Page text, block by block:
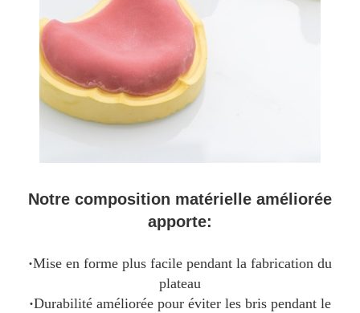
Notre composition matérielle améliorée
apporte:
·Mise en forme plus facile pendant la fabrication du
plateau
·Durabilité améliorée pour éviter les bris pendant le